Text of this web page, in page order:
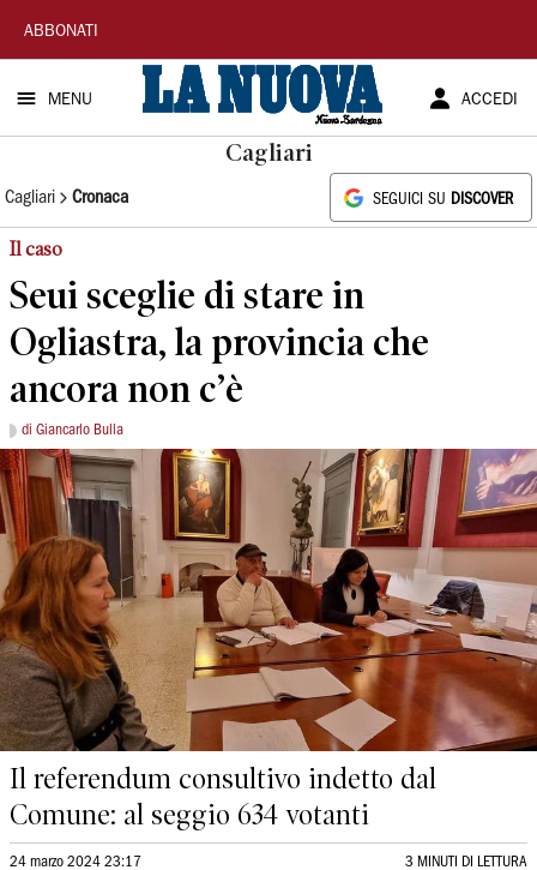
La
Nuova
Sardegna
ABBONATI
MENU ACCEDI
Cagliari
Cagliari Cronaca SEGUICI SU DISCOVER
Il caso
Seui sceglie di stare in
Ogliastra, la provincia che
ancora non c’è
di Giancarlo Bulla
Il referendum consultivo indetto dal
Comune: al seggio 634 votanti
24 marzo 2024 23:17 3 MINUTI DI LETTURA